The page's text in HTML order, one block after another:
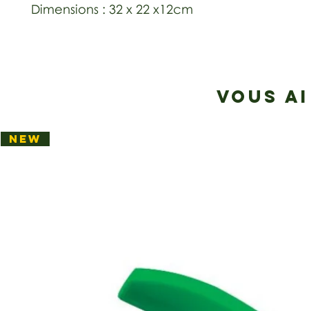
Dimensions : 32 x 22 x12cm
VOUS
NEW